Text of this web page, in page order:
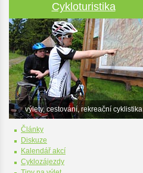
Cykloturistika
výlety, cestování, rekreační cyklistika
Články
Diskuze
Kalendář akcí
Cyklozájezdy